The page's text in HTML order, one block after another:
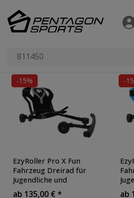
Filter
×
Radgröße
Suchergebnisse
-15%
EzyRoller Pro X Fun
Fahrzeug Dreirad für
Jugendliche und
Erwachsene Trike ab 10
ab 135,00 € *
-
ab